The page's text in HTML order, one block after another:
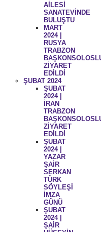
AİLESİ
SANATEVİNDE
BULUŞTU
MART
2024 |
RUSYA
TRABZON
ZİYARET
EDİLDİ
ŞUBAT 2024
ŞUBAT
2024 |
İRAN
TRABZON
ZİYARET
EDİLDİ
ŞUBAT
2024 |
YAZAR
ŞAİR
SERKAN
TÜRK
SÖYLEŞİ
İMZA
GÜNÜ
ŞUBAT
2024 |
ŞAİR